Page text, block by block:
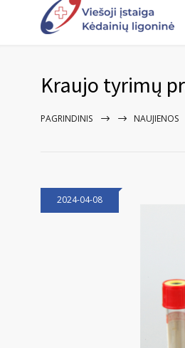
Kraujo tyrimų
PAGRINDINIS NAUJIENOS
2024-04-08